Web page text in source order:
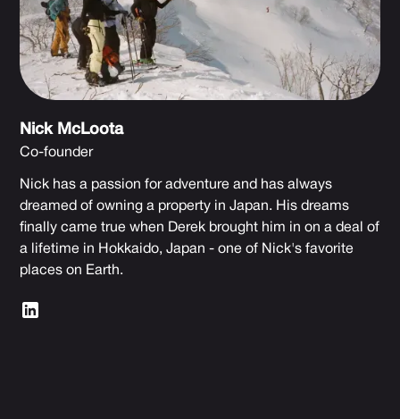
Nick McLoota
Co-founder
Nick has a passion for adventure and has always
dreamed of owning a property in Japan. His dreams
finally came true when Derek brought him in on a deal of
a lifetime in Hokkaido, Japan - one of Nick's favorite
places on Earth.